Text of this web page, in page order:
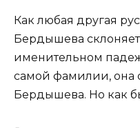
Как любая другая
Бердышева
именительном
самой фамилии, она
Бердышева. Но как